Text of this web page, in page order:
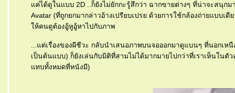
ค่ได้ดูในแบบ 2D ..ก็ยังไม่ยักกะรู้สึกว่า ฉากขายต่างๆ ที่น่าจะสนุกม
Avatar (ที่ถูกยกมากล่าวอ้างเปรียบเปรย ด้วยการใช้กล้องถ่ายแบบเ
ห้คนดูต้องอู้หูอู้หาไปกับภาพ
...แต่เรื่องของผีชีวะ กลับนำเสนอภาพบนจอออกมาดูแบนๆ ที่นอกเ
เป็นต้นแบบ) ก็ยังเล่นกับมิติที่สามไม่ได้มากมายไปกว่าที่เราเห็นในตั
ทบทั้งหมดที่หนังมี)